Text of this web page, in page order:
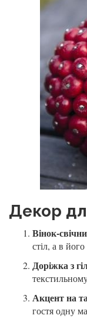
Декор
Вінок-
стіл, а в
Доріжка з
Акцент на
гостя одну